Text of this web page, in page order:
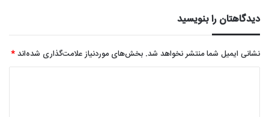
دیدگاهتان را بنویسید
نشانی ایمیل شما منتشر نخواهد شد. بخش‌های موردنیاز علامت‌گذاری شده‌اند*